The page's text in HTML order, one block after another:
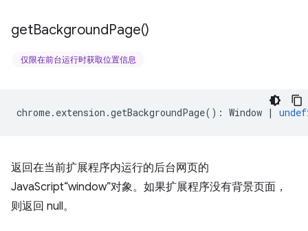
getBackgroundPage()
仅限在前台运行时获取位置信息
chrome. extension .getBackgroundPage() : Window |
返回在当前扩展程序内运行的后台网页的
JavaScript“window”对象。如果扩展程序没有背景页面，
则返回 null。